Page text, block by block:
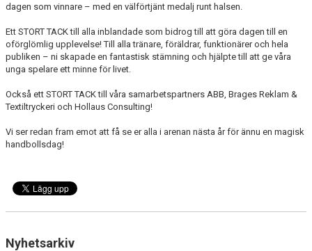
dagen som vinnare – med en välförtjänt medalj runt halsen.
Ett STORT TACK till alla inblandade som bidrog till att göra dagen till en
oförglömlig upplevelse! Till alla tränare, föräldrar, funktionärer och hela
publiken – ni skapade en fantastisk stämning och hjälpte till att ge våra
unga spelare ett minne för livet.
Också ett STORT TACK till våra samarbetspartners ABB, Brages Reklam &
Textiltryckeri och Hollaus Consulting!
Vi ser redan fram emot att få se er alla i arenan nästa år för ännu en magisk
handbollsdag!
Nyhetsarkiv